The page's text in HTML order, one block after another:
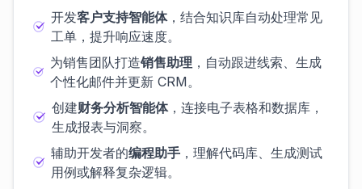
开发客户支持智能体，结合知识库自动处理常见
工单，提升响应速度。
为销售团队打造销售助理 ，自动跟进线索、生成
个性化邮件并更新 CRM。
创建财务分析智能体，连接电子表格和数据库，
生成报表与洞察。
辅助开发者的编程助手，理解代码库、生成测试
用例或解释复杂逻辑。